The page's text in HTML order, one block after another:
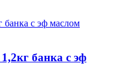
банка с эф